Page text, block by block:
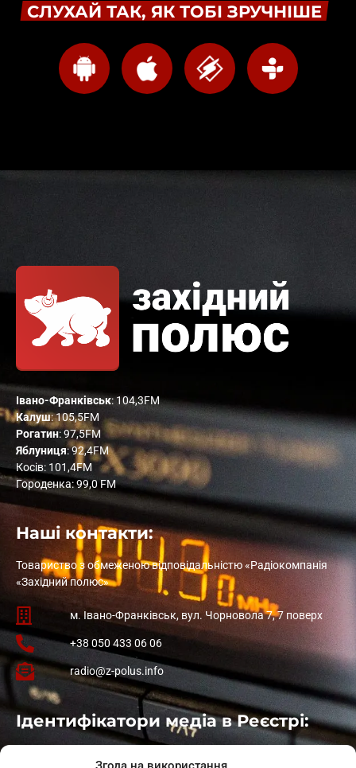
СЛУХАЙ ТАК, ЯК ТОБІ ЗРУЧНІШЕ
Івано-Франківськ: 104,3FM
Калуш: 105,5FM
Рогатин: 97,5FM
Яблуниця: 92,4FM
Косів: 101,4FM
Городенка: 99,0 FM
Наші контакти:
Товариство з обмеженою відповідальністю «Радіокомпанія
«Західний полюс»
м. Івано-Франківськ, вул. Чорновола 7, 7 поверх
+38 050 433 06 06
radio@z-polus.info
Ідентифікатори медіа в Реєстрі: